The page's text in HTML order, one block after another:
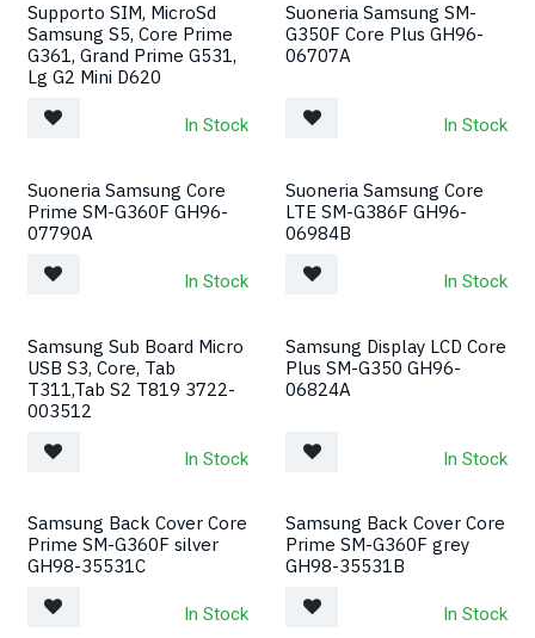
Supporto SIM, MicroSd
Samsung S5, Core Prime
G361, Grand Prime G531,
Lg G2 Mini D620
In Stock
Suoneria Samsung SM-
G350F Core Plus GH96-
06707A
In Stock
Suoneria Samsung Core
Prime SM-G360F GH96-
07790A
In Stock
Suoneria Samsung Core
LTE SM-G386F GH96-
06984B
In Stock
Samsung Sub Board Micro
USB S3, Core, Tab
T311,Tab S2 T819 3722-
003512
In Stock
Samsung Display LCD Core
Plus SM-G350 GH96-
06824A
In Stock
Samsung Back Cover Core
Prime SM-G360F silver
GH98-35531C
In Stock
Samsung Back Cover Core
Prime SM-G360F grey
GH98-35531B
In Stock